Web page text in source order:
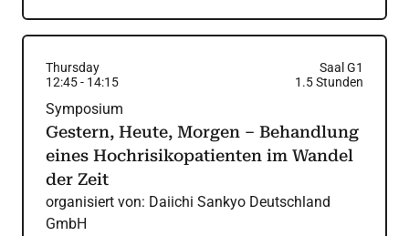
Thursday
Saal G1
12:45- 14:15 1.5Stunden
Symposium
Gestern, Heute, Morgen – Behandlung
eines Hochrisikopatienten im Wandel
der Zeit
organisiert von: Daiichi Sankyo Deutschland
GmbH